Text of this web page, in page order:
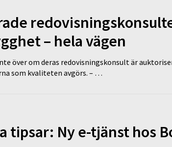
– hela vägen
över om deras redovisningskonsult är
som kvaliteten avgörs. – …
tipsar: Ny e-tjänst hos